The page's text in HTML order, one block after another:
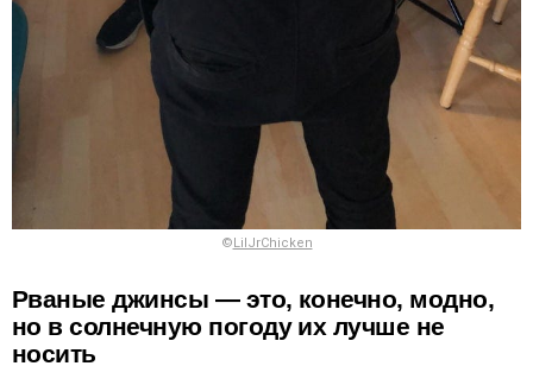
© LilJrChicken
Рваные джинсы — это, конечно, модно,
но в солнечную погоду их лучше не
носить